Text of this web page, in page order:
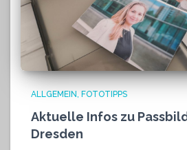
ALLGEMEIN FOTOTIPPS
Aktuelle Infos zu
Dresden